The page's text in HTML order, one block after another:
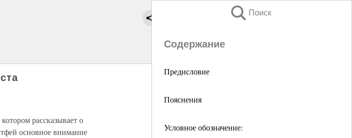
Поиск
Содержание
Предисловие
Пояснения
Условное обозначение:
рассказывает о
основное внимание